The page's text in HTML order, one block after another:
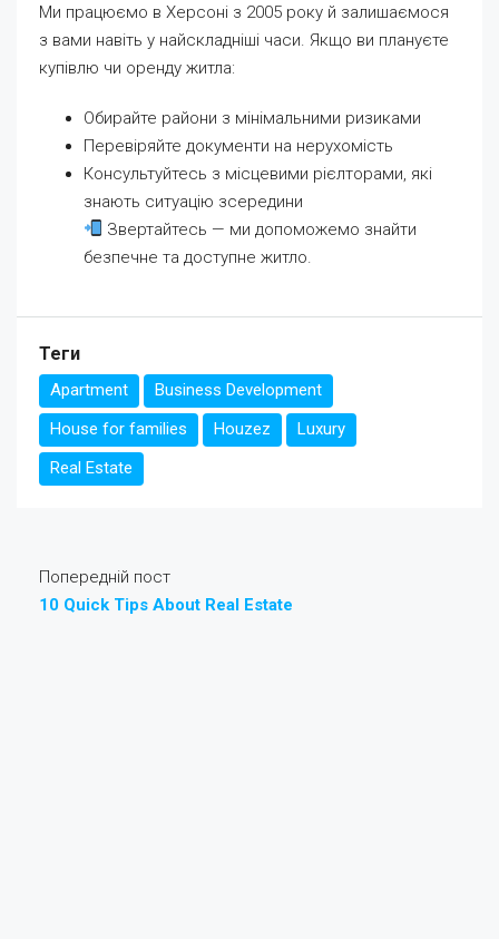
Ми працюємо в Херсоні з 2005 року й залишаємося
з вами навіть у найскладніші часи. Якщо ви плануєте
купівлю чи оренду житла:
Обирайте райони з мінімальними ризиками
Перевіряйте документи на нерухомість
Консультуйтесь з місцевими рієлторами, які
знають ситуацію зсередини
Звертайтесь — ми допоможемо знайти
безпечне та доступне житло.
Теги
Apartment
Business Development
House for families
Houzez
Luxury
Real Estate
Попередній пост
10 Quick Tips About Real Estate